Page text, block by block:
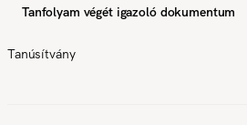
Tanfolyam végét igazoló dokumentum
Tanúsítvány